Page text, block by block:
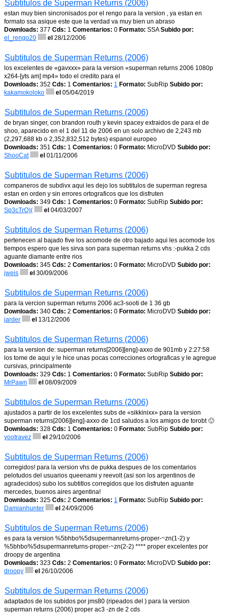
Subtitulos de Superman Returns (2006)
estan muy bien sincronisados por el rengo para la version , ya estan en
formato ssa asique este que la verdad va muy bien un abraso
Downloads: 377 Cds: 1 Comentarios: 0 Formato: SSASubido por:
el_rengo20
el 28/12/2006
Subtitulos de Superman Returns (2006)
los excelentes de «gavxxx» para la version «superman returns 2006 1080p
x264-[yts am] mp4» todo el credito para el
Downloads: 352 Cds: 1 Comentarios: 1 Formato: SubRip Subido por:
kakamokoloko
el 05/04/2019
Subtitulos de Superman Returns (2006)
de bryan singer, con brandon routh y kevin spacey extraidos de para el de
shoo, aparecido en el 1 del 11 de 2006 en un solo archivo de 2,243 mb
(2,297,688 kb o 2,352,832,512 bytes) espanol europeo
Downloads: 351 Cds: 1 Comentarios: 0 Formato: MicroDVD Subido por:
ShooCat
el 01/11/2006
Subtitulos de Superman Returns (2006)
companeros de subdivx aqui les dejo los subtitulos de superman regresa
estan en orden y sin errores ortograficos que los disfruten
Downloads: 349 Cds: 1 Comentarios: 0 Formato: SubRip Subido por:
Sp3cTrO)(
el 04/03/2007
Subtitulos de Superman Returns (2006)
pertenecen al bajado five los acomode de otro bajado aqui les acomode los
tiempos espero que les sirva son para superman returns vhs :-pukka 2 cds
aguante diamante entre rios
Downloads: 345 Cds: 2 Comentarios: 0 Formato: MicroDVD Subido por:
jweis
el 30/09/2006
Subtitulos de Superman Returns (2006)
para la vercion superman returns 2006 ac3-sooti de 1 36 gb
Downloads: 340 Cds: 2 Comentarios: 0 Formato: MicroDVD Subido por:
jarder
el 13/12/2006
Subtitulos de Superman Returns (2006)
para la version de: superman returns[2006][eng]-axxo de 901mb y 2:27:58
los tome de aqui y le hice unas pocas correcciones ortograficas y le agregue
cursivas, principalmente
Downloads: 329 Cds: 1 Comentarios: 0 Formato: SubRip Subido por:
MrPawn
el 08/09/2009
Subtitulos de Superman Returns (2006)
ajustados a partir de los excelentes subs de «sikkinixx» para la version
superman returns[2006][eng]-axxo de 1cd saludos a los amigos de torobt 🙂
Downloads: 328 Cds: 1 Comentarios: 0 Formato: SubRip Subido por:
yootravez
el 29/10/2006
Subtitulos de Superman Returns (2006)
corregidos! para la version vhs de pukka despues de los comentarios
pelotudos del usuarios queenami y reevolt (asi son los argentinos de
agradecidos) subo los subtitlos corregidos que los disfruten aguante
mercedes, buenos aires argentina!
Downloads: 325 Cds: 2 Comentarios: 1 Formato: SubRip Subido por:
Damianhunter
el 24/09/2006
Subtitulos de Superman Returns (2006)
es para la version %5bhbo%5dsupermanreturns-proper-~zn(1-2) y
%5bhbo%5dsupermanreturns-proper-~zn(2-2) **** proper excelentes por
droopy de argentina
Downloads: 323 Cds: 2 Comentarios: 0 Formato: MicroDVD Subido por:
droopy
el 26/10/2006
Subtitulos de Superman Returns (2006)
adaptados de los subidos por jms80 (ripeados del ) para la version
superman returns (2006) proper ac3 -zn de 2 cds